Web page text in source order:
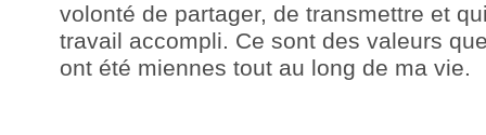
volonté de partager, de transmettre et
travail accompli. Ce sont des valeurs
ont été miennes tout au long de ma vie.